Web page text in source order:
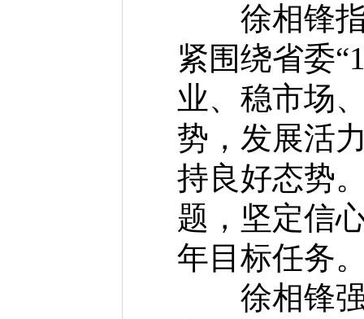
徐相锋指
紧围绕省委
业、稳市场
势，发展活
持良好态势
题，坚定信
年目标任务
徐相锋强